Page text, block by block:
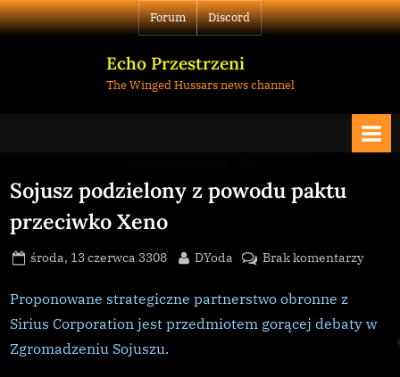
Skip
to
Forum Discord
Echo Przestrzeni
The Winged Hussars news channel
Sojusz podzielony z powodu paktu
przeciwko Xeno
Posted
środa, 13 czerwca 3308 By
DYoda Brak komentarzydo
z
Proponowane strategiczne partnerstwo obronne z
Sirius Corporation jest przedmiotem gorącej debaty w
Zgromadzeniu Sojuszu.